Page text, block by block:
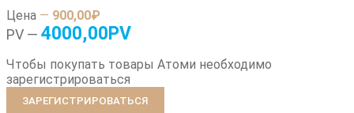
Цена — 900,00₽
PV — 4000,00PV
Чтобы покупать товары Атоми необходимо
зарегистрироваться
ЗАРЕГИСТРИРОВАТЬСЯ